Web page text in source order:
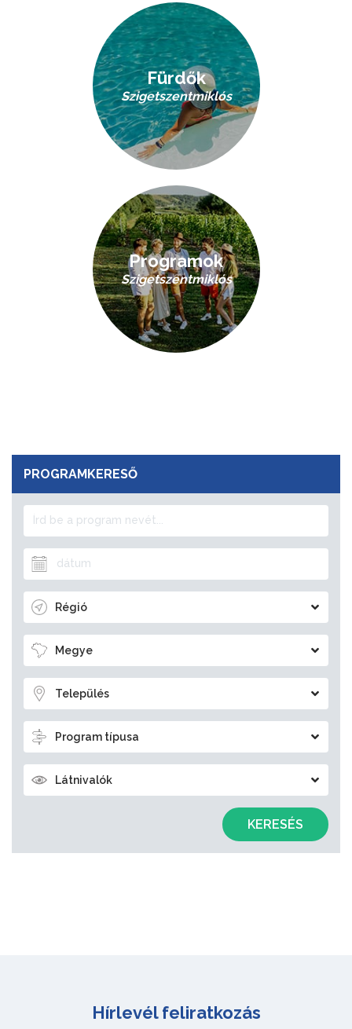
Fürdők
Szigetszentmiklós
Programok
Szigetszentmiklós
PROGRAMKERESŐ
Régió
Megye
Település
Program típusa
Látnivalók
KERESÉS
Hírlevél feliratkozás